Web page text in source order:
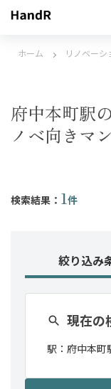
ホーム リノベー
府中本町駅
ノベ向きマ
検索結果： 1件
絞り込み
現在の
駅： 府中本町